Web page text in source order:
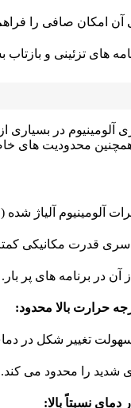
امکان صافی را
های تزئینی و
که 1000 سری آلومینیوم در
محدودیت های
سری قدرت مکانیکی
آن در برنامه های پر بار.
حرارت بالا محدود:
تغییر شکل در دمای
شدید را محدود می کند.
نسبتاً بالا: